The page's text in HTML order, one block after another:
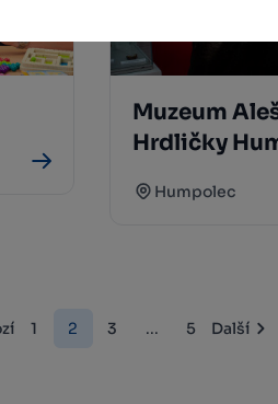
Muzeum
Hrdličky
Humpolec
1 2 3 ... 5 Další